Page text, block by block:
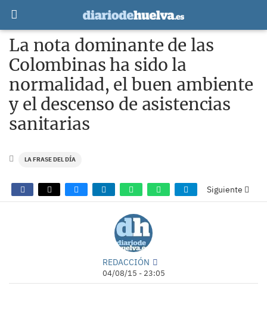
La nota dominante de las
Colombinas ha sido la
normalidad, el buen ambiente
y el descenso de asistencias
sanitarias
LA FRASE DEL DÍA
Siguiente
REDACCIÓN
04/08/15 - 23:05